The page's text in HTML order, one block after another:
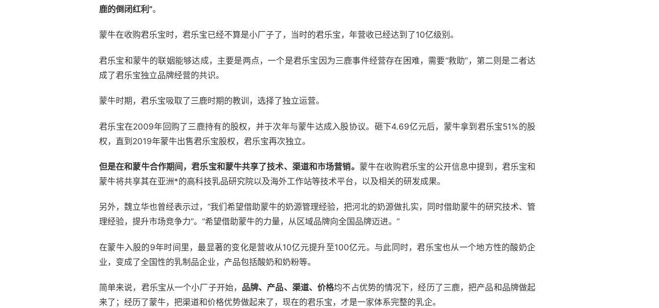
鹿的倒闭红利”。
蒙牛在收购君乐宝时，君乐宝已经不算是小厂子了，当时的君乐宝，年营收已经达到了10亿级别。
君乐宝和蒙牛的联姻能够达成，主要是两点，一个是君乐宝因为三鹿事件经营存在困难，需要“救助”，第二则是二者达
成了君乐宝独立品牌经营的共识。
蒙牛时期，君乐宝吸取了三鹿时期的教训，选择了独立运营。
君乐宝在2009年回购了三鹿持有的股权，并于次年与蒙牛达成入股协议。砸下4.69亿元后，蒙牛拿到君乐宝51%的股
权，直到2019年蒙牛出售君乐宝股权，君乐宝再次独立。
但是在和蒙牛合作期间，君乐宝和蒙牛共享了技术、渠道和市场营销。 蒙牛在收购君乐宝的公开信息中提到，君乐宝和
蒙牛将共享其在亚洲*的高科技乳品研究院以及海外工作站等技术平台，以及相关的研发成果。
另外，魏立华也曾经表示过，“我们希望借助蒙牛的奶源管理经验，把河北的奶源做扎实，同时借助蒙牛的研究技术、管
理经验，提升市场竞争力”。“希望借助蒙牛的力量，从区域品牌向全国品牌迈进。”
在蒙牛入股的9年时间里，最显著的变化是营收从10亿元提升至100亿元。与此同时，君乐宝也从一个地方性的酸奶企
业，变成了全国性的乳制品企业，产品包括酸奶和奶粉等。
简单来说，君乐宝从一个小厂子开始， 品牌、产品、渠道、价格均不占优势的情况下，经历了三鹿，把产品和品牌做起
来了；经历了蒙牛，把渠道和价格优势做起来了，现在的君乐宝，才是一家体系完整的乳企。